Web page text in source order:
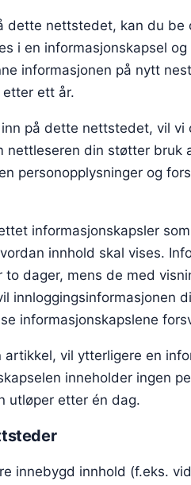
dette nettstedet, kan du be
i en informasjonskapsel
informasjonen på nytt
etter ett år.
på dette nettstedet, vil
nettleseren din støtter bruk
personopplysninger og
informasjonskapsler
innhold skal vises.
dager, mens de med
innloggingsinformasjonen
informasjonskapslene
vil ytterligere en
inneholder ingen
utløper etter én dag.
innebygd innhold (f.eks.